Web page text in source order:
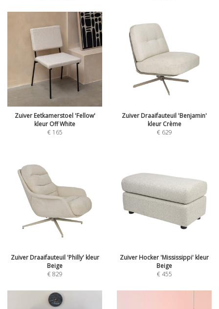
Zuiver Eetkamerstoel 'Fellow'
kleur Off White
€ 165
Zuiver Draaifauteuil 'Benjamin'
kleur Crème
€ 629
Zuiver Draaifauteuil 'Philly' kleur
Beige
€829
Zuiver Hocker 'Mississippi' kleur
Beige
€455